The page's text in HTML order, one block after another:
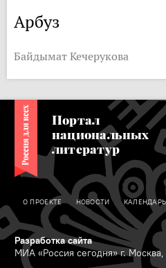
Арбуз
Байдымат Кечерукова
Портал
национальных
литератур
О ПРОЕКТЕ НОВОСТИ КАЛЕНДАРЬ
Разработка сайта
МИА «Россия сегодня» г.